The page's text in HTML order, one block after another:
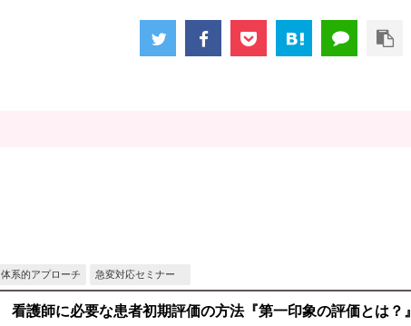
体系的アプローチ 急変対応セミナー
看護師に必要な患者初期評価の方法『第一印象の評価とは？』